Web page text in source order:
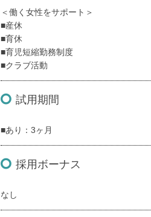
＜働く女性をサポート＞
■産休
■育休
■育児短縮勤務制度
■クラブ活動
試用期間
■あり：3ヶ月
採用ボーナス
なし